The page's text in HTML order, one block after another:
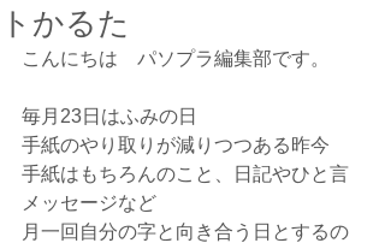
トかるた
こんにちは　パソプラ編集部です。
毎月23日はふみの日
手紙のやり取りが減りつつある昨今
手紙はもちろんのこと、日記やひと言
メッセージなど
月一回自分の字と向き合う日とするの